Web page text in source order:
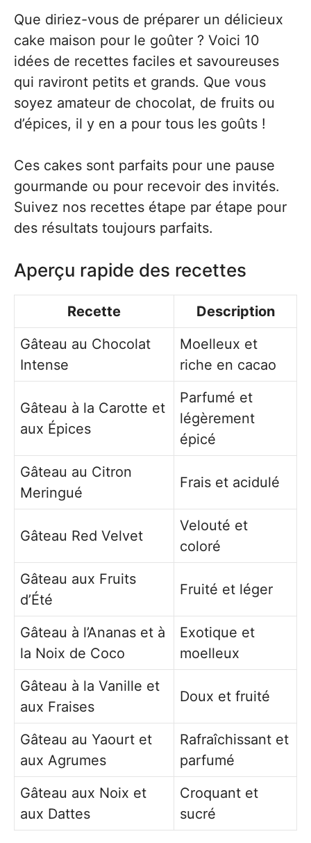
Que diriez-vous de préparer un délicieux
cake maison pour le goûter ? Voici 10
idées de recettes faciles et savoureuses
qui raviront petits et grands. Que vous
soyez amateur de chocolat, de fruits ou
d’épices, il y en a pour tous les goûts !
Ces cakes sont parfaits pour une pause
gourmande ou pour recevoir des invités.
Suivez nos recettes étape par étape pour
des résultats toujours parfaits.
Aperçu rapide des recettes
Recette
Description
Gâteau au Chocolat
Intense
Moelleux et
riche en cacao
Gâteau à la Carotte et
aux Épices
Parfumé et
légèrement
épicé
Gâteau au Citron
Meringué
Frais et acidulé
Gâteau Red Velvet
Velouté et
coloré
Gâteau aux Fruits
d’Été
Fruité et léger
Gâteau à l’Ananas et à
la Noix de Coco
Exotique et
moelleux
Gâteau à la Vanille et
aux Fraises
Doux et fruité
Gâteau au Yaourt et
aux Agrumes
Rafraîchissant et
parfumé
Gâteau aux Noix et
aux Dattes
Croquant et
sucré